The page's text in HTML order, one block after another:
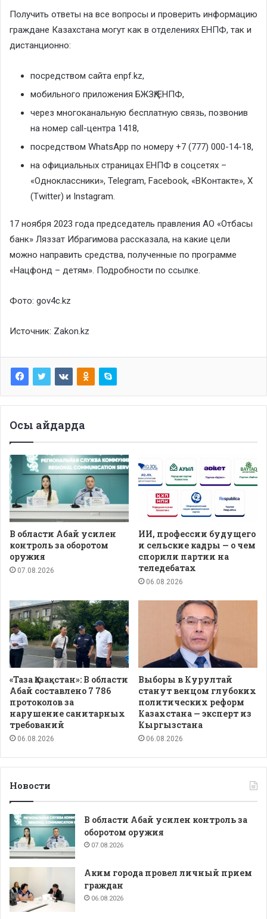
Получить ответы на все вопросы и проверить информацию
граждане Казахстана могут как в отделениях ЕНПФ, так и
дистанционно:
посредством сайта enpf.kz,
мобильного приложения БЖЗҚ/ЕНПФ,
через многоканальную бесплатную связь, позвонив
на номер call-центра 1418,
посредством WhatsАрp по номеру +7 (777) 000-14-18,
на официальных страницах ЕНПФ в соцсетях –
«Одноклассники», Telegram, Facebook, «ВКонтакте», X
(Twitter) и Instagram.
17 ноября 2023 года председатель правления АО «Отбасы
банк» Ляззат Ибрагимова рассказала, на какие цели
можно направить средства, полученные по программе
«Нацфонд – детям». Подробности по ссылке.
Фото: gov4c.kz
Источник: Zakon.kz
Осы айдарда
В области Абай усилен
контроль за оборотом
оружия
07.08.2026
ИИ, профессии будущего
и сельские кадры — о чем
спорили партии на
теледебатах
06.08.2026
«Таза Қазақстан»: В области
Абай составлено 7 786
протоколов за
нарушение санитарных
требований
06.08.2026
Выборы в Курултай
станут венцом глубоких
политических реформ
Казахстана — эксперт из
Кыргызстана
06.08.2026
Новости
В области Абай усилен контроль за
оборотом оружия
07.08.2026
Аким города провел личный прием
граждан
06.08.2026